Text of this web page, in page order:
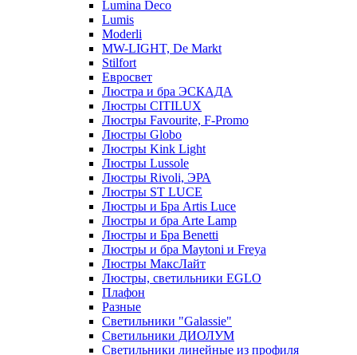
Lumina Deco
Lumis
Moderli
MW-LIGHT, De Markt
Stilfort
Евросвет
Люстра и бра ЭСКАДА
Люстры CITILUX
Люстры Favourite, F-Promo
Люстры Globo
Люстры Kink Light
Люстры Lussole
Люстры Rivoli, ЭРА
Люстры ST LUCE
Люстры и Бра Artis Luce
Люстры и бра Arte Lamp
Люстры и Бра Benetti
Люстры и бра Maytoni и Freya
Люстры МаксЛайт
Люстры, светильники EGLO
Плафон
Разные
Светильники "Galassie"
Светильники ДИОЛУМ
Светильники линейные из профиля